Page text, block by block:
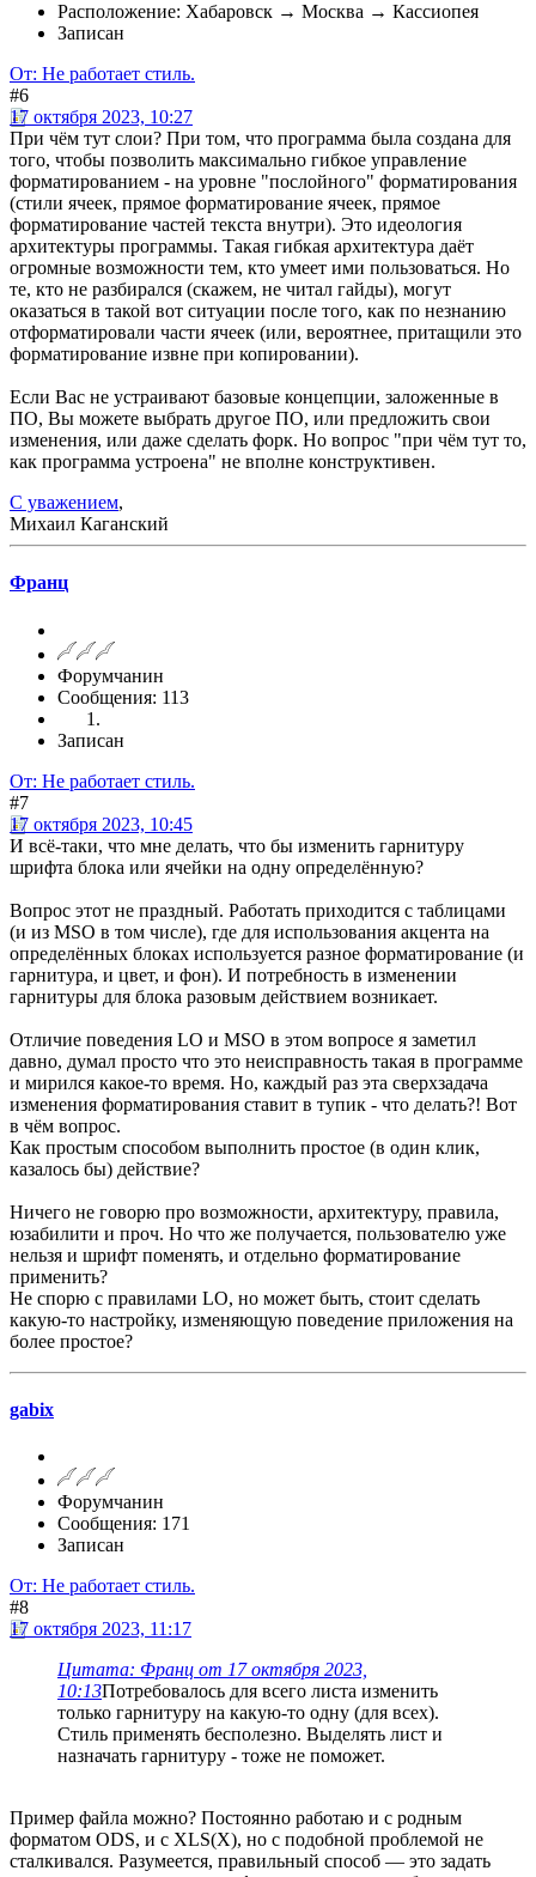
Расположение: Хабаровск → Москва → Кассиопея
Записан
От: Не работает стиль.
#6
17 октября 2023, 10:27
При чём тут слои? При том, что программа была создана для
того, чтобы позволить максимально гибкое управление
форматированием - на уровне "послойного" форматирования
(стили ячеек, прямое форматирование ячеек, прямое
форматирование частей текста внутри). Это идеология
архитектуры программы. Такая гибкая архитектура даёт
огромные возможности тем, кто умеет ими пользоваться. Но
те, кто не разбирался (скажем, не читал гайды), могут
оказаться в такой вот ситуации после того, как по незнанию
отформатировали части ячеек (или, вероятнее, притащили это
форматирование извне при копировании).
Если Вас не устраивают базовые концепции, заложенные в
ПО, Вы можете выбрать другое ПО, или предложить свои
изменения, или даже сделать форк. Но вопрос "при чём тут то,
как программа устроена" не вполне конструктивен.
С уважением,
Михаил Каганский
Франц
Форумчанин
Сообщения: 113
Записан
От: Не работает стиль.
#7
17 октября 2023, 10:45
И всё-таки, что мне делать, что бы изменить гарнитуру
шрифта блока или ячейки на одну определённую?
Вопрос этот не праздный. Работать приходится с таблицами
(и из MSO в том числе), где для использования акцента на
определённых блоках используется разное форматирование (и
гарнитура, и цвет, и фон). И потребность в изменении
гарнитуры для блока разовым действием возникает.
Отличие поведения LO и MSO в этом вопросе я заметил
давно, думал просто что это неисправность такая в программе
и мирился какое-то время. Но, каждый раз эта сверхзадача
изменения форматирования ставит в тупик - что делать?! Вот
в чём вопрос.
Как простым способом выполнить простое (в один клик,
казалось бы) действие?
Ничего не говорю про возможности, архитектуру, правила,
юзабилити и проч. Но что же получается, пользователю уже
нельзя и шрифт поменять, и отдельно форматирование
применить?
Не спорю с правилами LO, но может быть, стоит сделать
какую-то настройку, изменяющую поведение приложения на
более простое?
gabix
Форумчанин
Сообщения: 171
Записан
От: Не работает стиль.
#8
17 октября 2023, 11:17
Цитата: Франц от 17 октября 2023,
10:13Потребовалось для всего листа изменить
только гарнитуру на какую-то одну (для всех).
Стиль применять бесполезно. Выделять лист и
назначать гарнитуру - тоже не поможет.
Пример файла можно? Постоянно работаю и с родным
форматом ODS, и с XLS(X), но с подобной проблемой не
сталкивался. Разумеется, правильный способ — это задать